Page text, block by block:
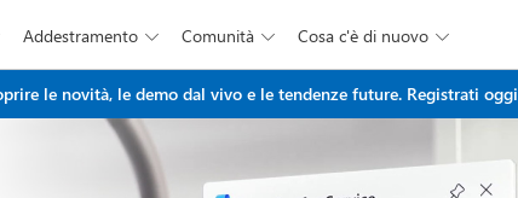
Addestramento  Comunità  Cosa c'è di nuovo 
le novità, le demo dal vivo e le tendenze future. Registrati oggi